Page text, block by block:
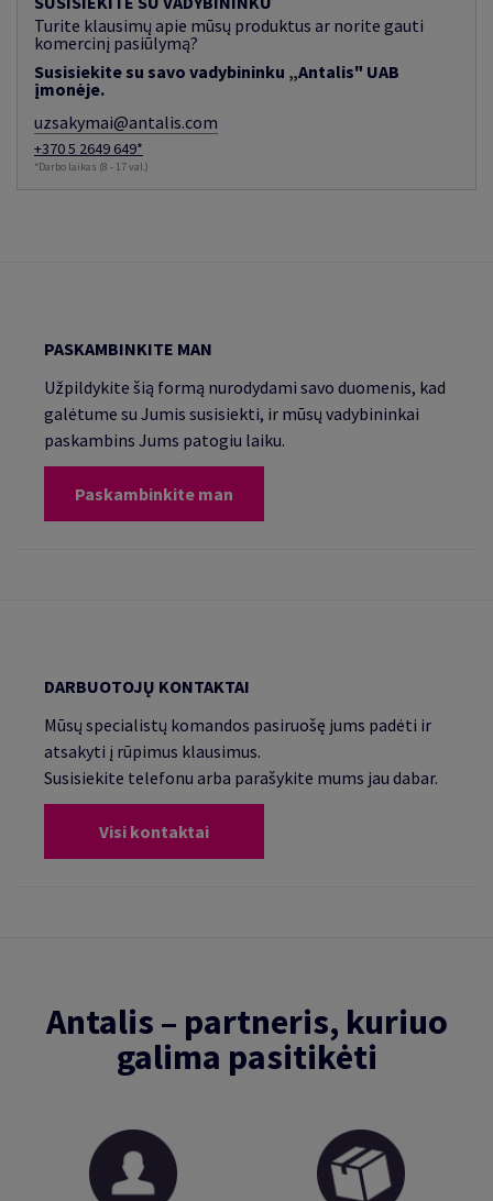
Turite klausimų apie mūsų produktus ar norite gauti
komercinį pasiūlymą?
Susisiekite su savo vadybininku „Antalis" UAB
įmonėje.
uzsakymai@antalis.com
+370 5 2649 649*
*Darbo laikas (8 - 17 val.)
PASKAMBINKITE MAN
Užpildykite šią formą nurodydami savo duomenis, kad
galėtume su Jumis susisiekti, ir mūsų vadybininkai
paskambins Jums patogiu laiku.
Paskambinkite man
DARBUOTOJŲ KONTAKTAI
Mūsų specialistų komandos pasiruošę jums padėti ir
atsakyti į rūpimus klausimus.
Susisiekite telefonu arba parašykite mums jau dabar.
Visi kontaktai
Antalis – partneris, kuriuo
galima pasitikėti